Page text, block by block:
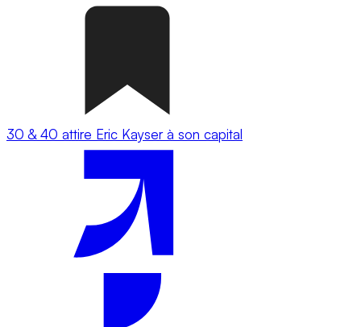
30 & 40 attire Eric Kayser à son capital